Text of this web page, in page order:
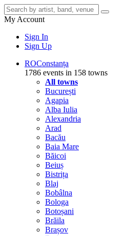
My Account
Sign In
Sign Up
ROConstanța
1786 events in 158 towns
All towns
București
Agapia
Alba Iulia
Alexandria
Arad
Bacău
Baia Mare
Băicoi
Beiuș
Bistrița
Blaj
Bobâlna
Bologa
Botoșani
Brăila
Brașov